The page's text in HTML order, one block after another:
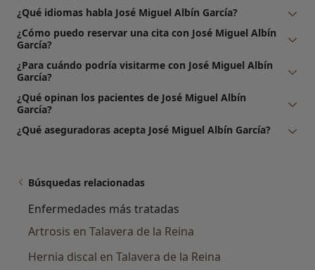
¿Qué idiomas habla José Miguel Albín García?
¿Cómo puedo reservar una cita con José Miguel Albín
García?
¿Para cuándo podría visitarme con José Miguel Albín
García?
¿Qué opinan los pacientes de José Miguel Albín
García?
¿Qué aseguradoras acepta José Miguel Albín García?
Búsquedas relacionadas
Enfermedades más tratadas
Artrosis en Talavera de la Reina
Hernia discal en Talavera de la Reina